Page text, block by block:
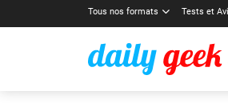
Tous nos formats Tests et